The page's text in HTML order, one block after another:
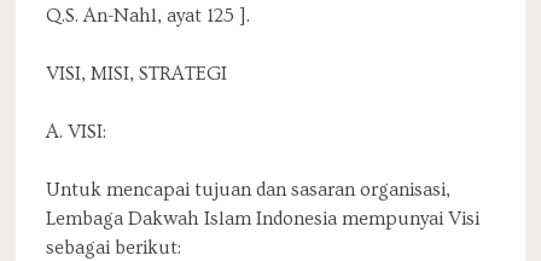
Q.S. An-Nahl, ayat 125 ].
VISI, MISI, STRATEGI
A. VISI:
Untuk mencapai tujuan dan sasaran organisasi,
Lembaga Dakwah Islam Indonesia mempunyai Visi
sebagai berikut: